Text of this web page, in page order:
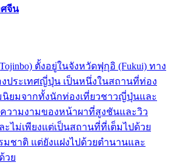
ศจีน
ตั้งอยู่ในจังหวัดฟุกุอิ (Fukui) ทาง
ประเทศญี่ปุ่น เป็นหนึ่งในสถานที่ท่อง
นิยมจากทั้งนักท่องเที่ยวชาวญี่ปุ่นและ
วามงามของหน้าผาที่สูงชันและวิว
ไม่เพียงแต่เป็นสถานที่ที่เต็มไปด้วย
มชาติ แต่ยังแฝงไปด้วยตำนานและ
วย